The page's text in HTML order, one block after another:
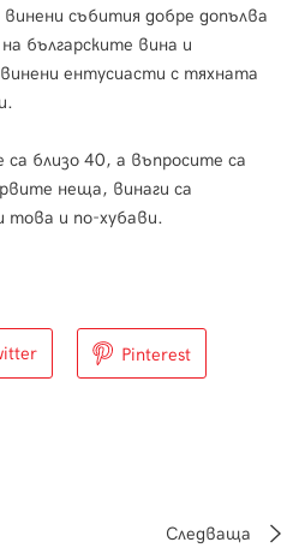
събития добре допълва
българските вина и
ентусиасти с тяхната
близо 40, а въпросите са
неща, винаги са
това и по-хубави.
Pinterest
Следваща